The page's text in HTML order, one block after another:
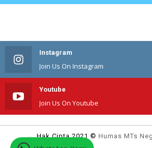
Instagram
Join Us On Instagram
Youtube
Join Us On Youtube
Hak Cipta 2021 © Humas MTs